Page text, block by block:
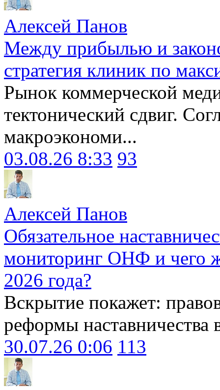
Алексей Панов
Между прибылью и
стратегия клиник по
Рынок коммерческой
тектонический сдвиг.
макроэкономи...
03.08.26 8:33 93
Алексей Панов
Обязательное
мониторинг ОНФ и чего
2026 года?
Вскрытие покажет:
реформы наставничества
30.07.26 0:06 113